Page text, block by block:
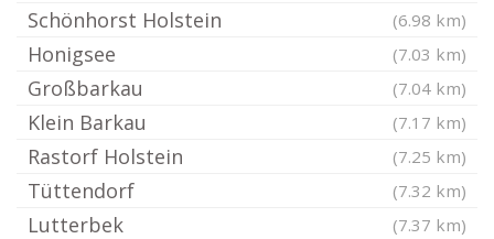
Schönhorst Holstein (6.98 km)
Honigsee (7.03 km)
Großbarkau (7.04 km)
Klein Barkau (7.17 km)
Rastorf Holstein (7.25 km)
Tüttendorf (7.32 km)
Lutterbek (7.37 km)